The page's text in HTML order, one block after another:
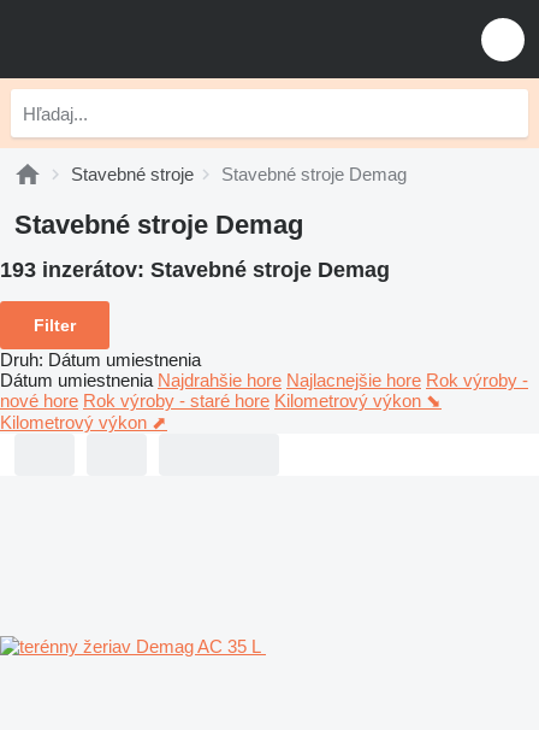
Stavebné stroje Stavebné stroje Demag
Stavebné stroje Demag
193 inzerátov: Stavebné stroje Demag
Filter
Druh: Dátum umiestnenia
Dátum umiestnenia Najdrahšie hore Najlacnejšie hore Rok výroby -
nové hore Rok výroby - staré hore Kilometrový výkon ⬊
Kilometrový výkon ⬈